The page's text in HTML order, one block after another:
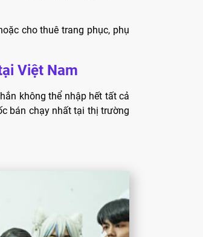
cho thuê trang phục, phụ
Việt Nam
không thể nhập hết tất cả
bán chạy nhất tại thị trường